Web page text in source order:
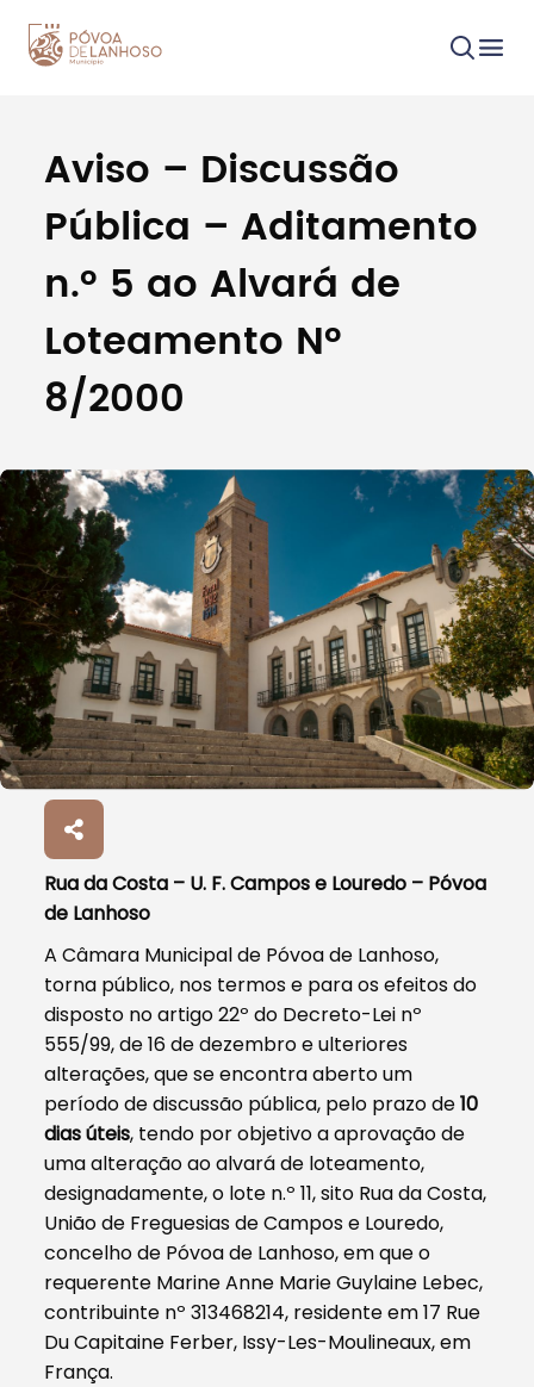
Procurar
Tipo de conteúdo
Filtros
Aviso – Discussão
Pública – Aditamento
n.º 5 ao Alvará de
Loteamento Nº
8/2000
Rua da Costa – U. F. Campos e Louredo – Póvoa
de Lanhoso
A Câmara Municipal de Póvoa de Lanhoso,
torna público, nos termos e para os efeitos do
disposto no artigo 22º do Decreto-Lei nº
555/99, de 16 de dezembro e ulteriores
alterações, que se encontra aberto um
período de discussão pública, pelo prazo de10
dias úteis, tendo por objetivo a aprovação de
uma alteração ao alvará de loteamento,
designadamente, o lote n.º 11, sito Rua da Costa,
União de Freguesias de Campos e Louredo,
concelho de Póvoa de Lanhoso, em que o
requerente Marine Anne Marie Guylaine Lebec,
contribuinte nº 313468214, residente em 17 Rue
Du Capitaine Ferber, Issy-Les-Moulineaux, em
França.